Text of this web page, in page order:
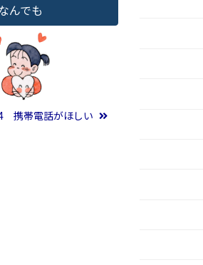
んでも
携帯電話がほしい